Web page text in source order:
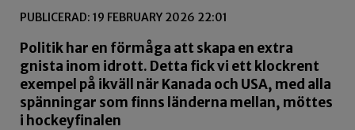
PUBLICERAD: 19 FEBRUARY 2026 22:01
Politik har en förmåga att skapa en extra
gnista inom idrott. Detta fick vi ett klockrent
exempel på ikväll när Kanada och USA, med alla
spänningar som finns länderna mellan, möttes
i hockeyfinalen